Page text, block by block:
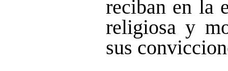
reciban en la
religiosa y
sus